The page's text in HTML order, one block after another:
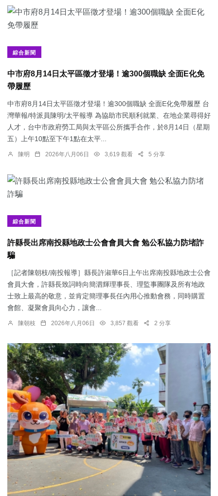
綜合新聞
中市府8月14日太平區徵才登場！逾300個職缺 全面E化免
帶履歷
中市府8月14日太平區徵才登場！逾300個職缺 全面E化免帶履歷 台
灣華報/特派員陳明/太平報導 為協助市民順利就業、在地企業尋得好
人才，台中市政府勞工局與太平區公所攜手合作，於8月14日（星期
五）上午10點至下午1點在太平...
陳明 2026年八月06日 3,619 觀看 5 分享
綜合新聞
許縣長出席南投縣地政士公會會員大會 勉公私協力防堵詐
騙
［記者陳朝枝/南投報導］縣長許淑華6日上午出席南投縣地政士公會
會員大會，許縣長致詞時向簡泗輝理事長、理監事團隊及所有地政
士致上最高的敬意，並肯定簡理事長任內用心推動會務，同時購置
會館、凝聚會員向心力，讓會...
陳朝枝 2026年八月06日 3,857 觀看 2 分享